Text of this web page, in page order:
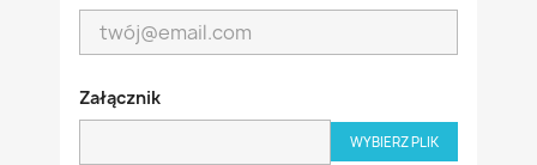
Załącznik
WYBIERZ PLIK